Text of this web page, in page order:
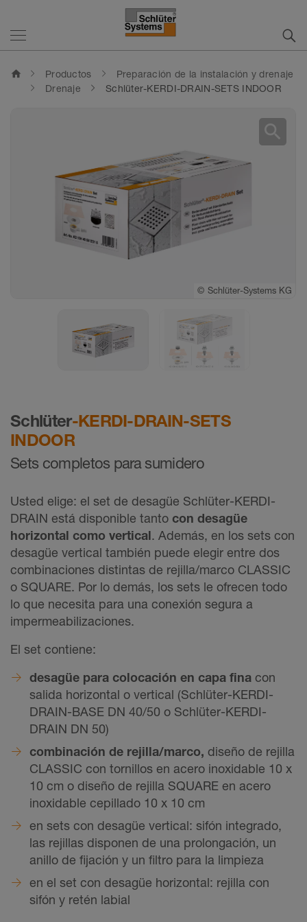
home Productos
Preparación de la instalación y drenaje
Drenaje
Schlüter-KERDI-DRAIN-SETS INDOOR
Schlüter-KERDI-DRAIN-SETS
INDOOR
Sets completos para sumidero
Usted elige: el set de desagüe Schlüter-KERDI-
DRAIN está disponible tanto con desagüe
horizontal como vertical. Además, en los sets con
desagüe vertical también puede elegir entre dos
combinaciones distintas de rejilla/marco CLASSIC
o SQUARE. Por lo demás, los sets le ofrecen todo
lo que necesita para una conexión segura a
impermeabilizaciones.
El set contiene:
desagüe para colocación en capa fina con
salida horizontal o vertical (Schlüter-KERDI-
DRAIN-BASE DN 40/50 o Schlüter-KERDI-
DRAIN DN 50)
combinación de rejilla/marco, diseño de rejilla
CLASSIC con tornillos en acero inoxidable 10 x
10 cm o diseño de rejilla SQUARE en acero
inoxidable cepillado 10 x 10 cm
en sets con desagüe vertical: sifón integrado,
las rejillas disponen de una prolongación, un
anillo de fijación y un filtro para la limpieza
en el set con desagüe horizontal: rejilla con
sifón y retén labial
© Schlüter-Systems KG
© Schlüter-Systems KG
search